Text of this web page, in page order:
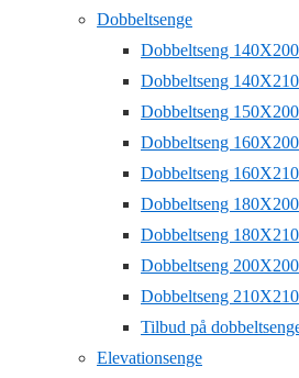
Dobbeltsenge
Dobbeltseng 140X200
Dobbeltseng 140X210
Dobbeltseng 150X200
Dobbeltseng 160X200
Dobbeltseng 160X210
Dobbeltseng 180X200
Dobbeltseng 180X210
Dobbeltseng 200X200
Dobbeltseng 210X210
Tilbud på
Elevationsenge